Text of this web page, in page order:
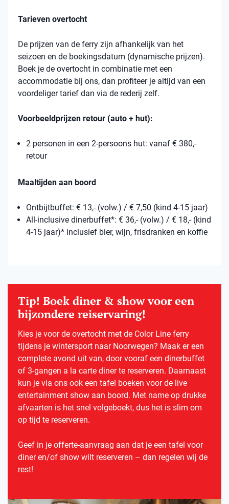
Tarieven overtocht
De prijzen van de ferry zijn afhankelijk van het
seizoen en de boekingsdatum (dynamische prijzen).
Boek je de overtocht in combinatie met een
accommodatie bij ons, dan profiteer je altijd van een
voordeliger tarief dan via de rederij zelf.
Voorbeeldprijzen retour (auto + hut):
2 personen in een 2-persoons hut: vanaf € 380,-
retour
Maaltijden aan boord
Ontbijtbuffet: € 13,- (volw.) / € 7,50 (kind 4-15 jaar)
All-inclusive dinerbuffet*: € 36,- (volw.) / € 18,- (kind
4-15 jaar)* inclusief bier, wijn, frisdranken en koffie
Tip! Boek diner & show voor een
bijzondere reiservaring!
Kies je voor de overtocht met de Color Line ferry
tijdens je wintersport naar Noorwegen? Maak er een
complete avond uit van, door vooraf een dinerbuffet
of 3-gangen a la carte diner te reserveren. Daarnaast
kun je via ons ook een tafel boeken voor de live
entertainment show aan boord. Met name op drukke
afvaarten is het snel volgeboekt, dus het is slim om
op tijd te reserveren.
Geef in je offerte-aanvraag aan dat je een tafel voor
diner en/of show wilt reserveren – dan regelen wij de
rest!